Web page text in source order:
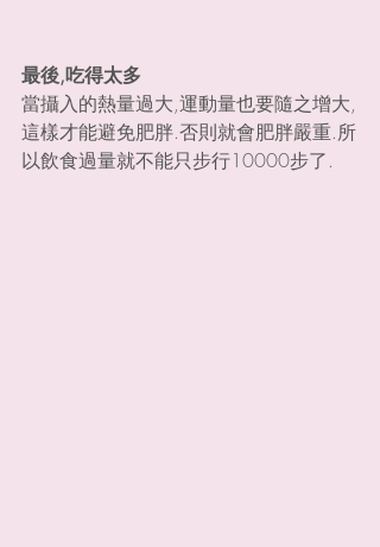
最後,吃得太多
當攝入的熱量過大,運動量也要隨之增大,
這樣才能避免肥胖.否則就會肥胖嚴重.所
以飲食過量就不能只步行10000步了.